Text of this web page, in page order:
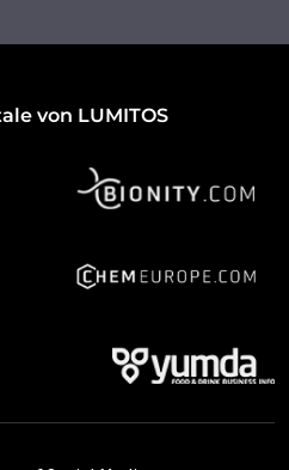
von LUMITOS